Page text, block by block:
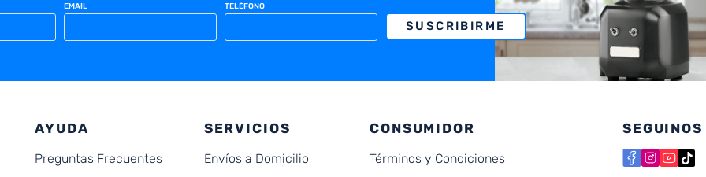
EMAIL TELÉFONO
SUSCRIBIRME
AYUDA
Preguntas Frecuentes
SERVICIOS
Envíos a Domicilio
CONSUMIDOR
Términos y Condiciones
SEGUINOS